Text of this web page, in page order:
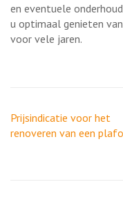
en eventuele
u optimaal genieten
voor vele jaren.
Berichtnavigatie
Prijsindicatie voor het
renoveren van een